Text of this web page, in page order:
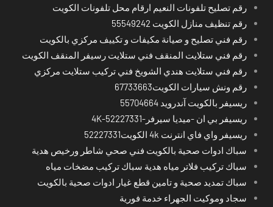
رقم تصليح تلفونات النعيم ارقام محل تلفونات الكويت
رقم تنظيف منازل الكويت 55549242
رقم فني تصليح و صيانة مكيفات و تكييف مركزي بالكويت
رقم فني ستلايت المنقف فني ستلايت رسيفر المنقف الكويت
رقم فني ستلايت هندي الشويخ فني تركيب ستلايت مركزي
رقم ونش سيارات الكويت67733663
ريسيفر بالكويت آندرويد 55704664
ريسيفر بي ان -ميديا سيرفر-4K-52227331
ريسيفر واي فاي انترنت 4k الكويت52227331
سباك ادوات صحية بالكويت فني صحي شاطر ورخيص هدية
سباك تركيب فلاتر مياه هدية سباك تركيب مضخات مياه
سباك تمديد صحية و تامين قطع غيار ادوات صحية بالكويت
سجاد وموكيت الجهراء خدمة فورية